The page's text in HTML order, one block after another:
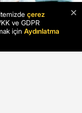
×
çerez
ve GDPR
için Aydınlatma